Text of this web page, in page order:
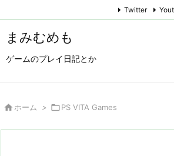
まみむめも
ゲームのプレイ日記とか
Twitter
 ホーム > PS VITA Games